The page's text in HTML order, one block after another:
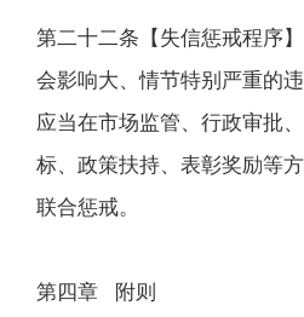
第二十二条【失信惩戒程序
会影响大、情节特别严重的
应当在市场监管、行政审批
标、政策扶持、表彰奖励等
联合惩戒。
第四章 附则